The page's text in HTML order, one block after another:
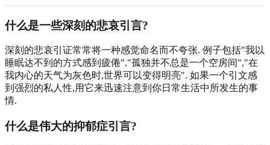
什么是一些深刻的悲哀引言?
深刻的悲哀引证常常将一种感觉命名而不夸张. 例子包括"我以
睡眠达不到的方式感到疲倦","孤独并不总是一个空房间","在
我内心的天气为灰色时,世界可以变得明亮". 如果一个引文感
到强烈的私人性,用它来迅速注意到你日常生活中所发生的事
情.
什么是伟大的抑郁症引言?